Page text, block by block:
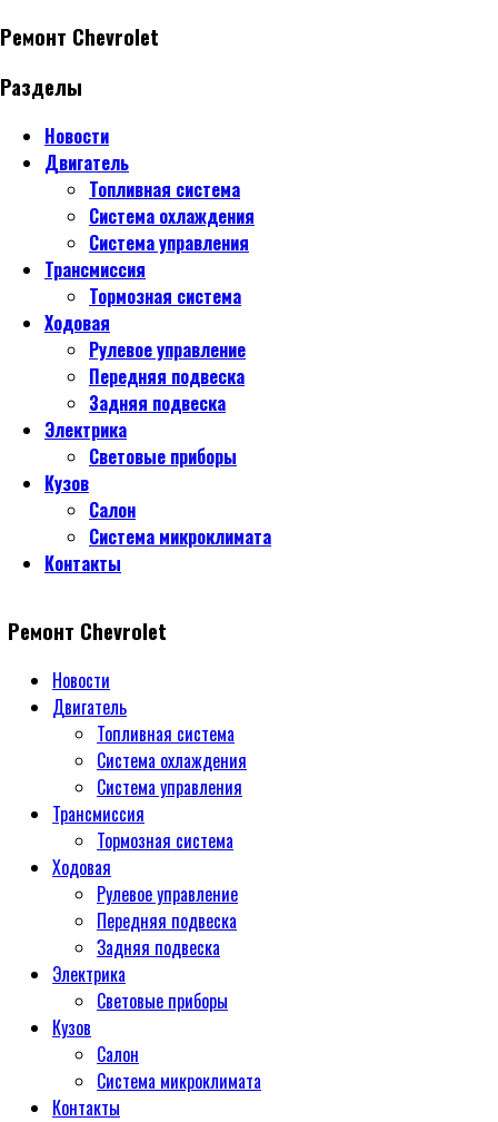
Ремонт Chevrolet
Разделы
Новости
Двигатель
Топливная система
Система охлаждения
Система управления
Трансмиссия
Тормозная система
Ходовая
Рулевое управление
Передняя подвеска
Задняя подвеска
Электрика
Световые приборы
Кузов
Салон
Система микроклимата
Контакты
Ремонт Chevrolet
Новости
Двигатель
Топливная система
Система охлаждения
Система управления
Трансмиссия
Тормозная система
Ходовая
Рулевое управление
Передняя подвеска
Задняя подвеска
Электрика
Световые приборы
Кузов
Салон
Система микроклимата
Контакты